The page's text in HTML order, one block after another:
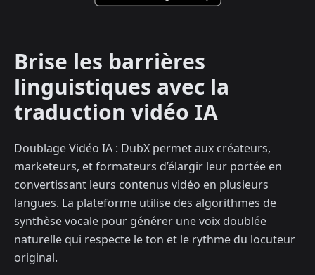
Brise les barrières
linguistiques avec la
traduction vidéo IA
Doublage Vidéo IA : DubX permet aux créateurs,
marketeurs, et formateurs d’élargir leur portée en
convertissant leurs contenus vidéo en plusieurs
langues. La plateforme utilise des algorithmes de
synthèse vocale pour générer une voix doublée
naturelle qui respecte le ton et le rythme du locuteur
original.